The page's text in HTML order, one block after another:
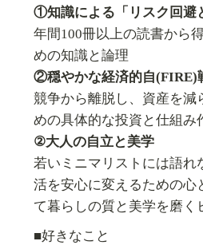
①知識による「リスク回避
年間100冊以上の読書から
めの知識と論理
②穏やかな経済的自(FIRE)
競争から離脱し、資産を減
めの具体的な投資と仕組み
②大人の自立と美学
若いミニマリストには語れ
活を安心に変えるための心
て暮らしの質と美学を磨く
■好きなこと